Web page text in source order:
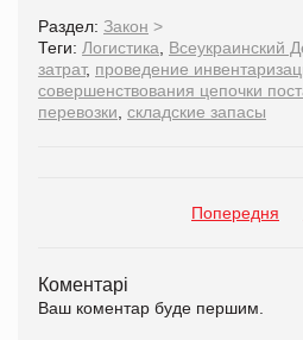
Раздел: Закон >
Теги: Логистика, Всеукраинский
затрат, проведение
совершенствования цепочки
перевозки, складские запасы
Попередня
Коментарі
Ваш коментар буде першим.